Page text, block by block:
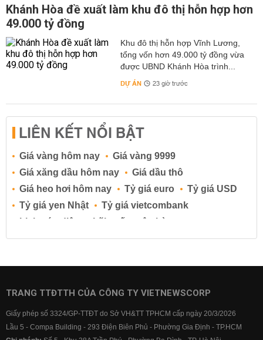
Khánh Hòa đề xuất làm khu đô thị hỗn hợp hơn
49.000 tỷ đồng
Khu đô thị hỗn hợp Vĩnh Lương,
tổng vốn hơn 49.000 tỷ đồng vừa
được UBND Khánh Hòa trình...
DỰ ÁN 23 giờ trước
LIÊN KẾT NỔI BẬT
Giá vàng hôm nay
Giá vàng 9999
Giá xăng dầu hôm nay
Giá dầu thô
Giá heo hơi hôm nay
Tỷ giá euro
Tỷ giá USD
Tỷ giá yen Nhật
Tỷ giá vietcombank
Lịch cúp điện
Lãi suất ngân hàng
Lãi suất tiết kiệm
Lãi suất tiền gửi
Lãi suất ngân hàng BIDV
Lãi suất ngân hàng Vietcombank
TRANG TTĐTTH CỦA CÔNG TY VIETNEWSCORP
Giấy phép số 3324/GP-TTĐT do Sở VH&TT TPHCM cấp ngày 20/3/2026
Lầu 5 - Compa Building - 293 Điện Biên Phủ - Phường Gia Định - TP.HCM